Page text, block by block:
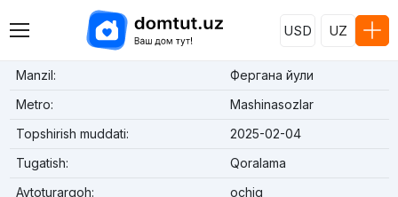
USD UZ
Manzil:
Фергана йули
Metro:
Mashinasozlar
Topshirish muddati:
2025-02-04
Tugatish:
Qoralama
Avtoturargoh:
ochiq